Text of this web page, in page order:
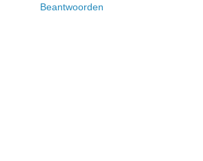
Beantwoorden